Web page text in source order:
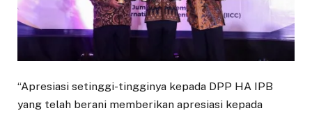
“Apresiasi setinggi-tingginya kepada DPP HA IPB
yang telah berani memberikan apresiasi kepada